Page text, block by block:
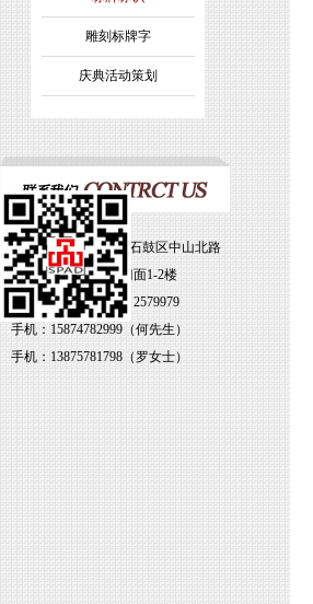
雕刻标牌字
庆典活动策划
地址：湖南省衡阳市石鼓区中山北路
79号雁北大厦3-4号门面1-2楼
电话：0734-8469338 2579979
手机：15874782999（何先生）
手机：13875781798（罗女士）